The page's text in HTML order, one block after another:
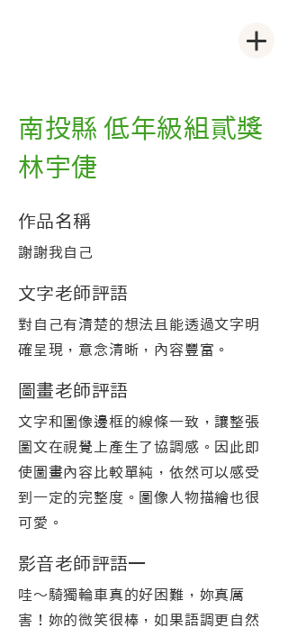
南投縣 低年級組貳獎
林宇倢
作品名稱
謝謝我自己
文字老師評語
對自己有清楚的想法且能透過文字明
確呈現，意念清晰，內容豐富。
圖畫老師評語
文字和圖像邊框的線條一致，讓整張
圖文在視覺上產生了協調感。因此即
使圖畫內容比較單純，依然可以感受
到一定的完整度。圖像人物描繪也很
可愛。
影音老師評語一
哇～騎獨輪車真的好困難，妳真厲
害！妳的微笑很棒，如果語調更自然